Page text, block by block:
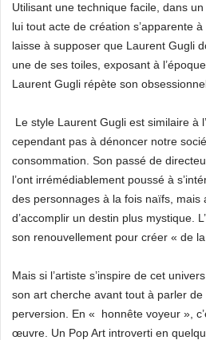
Utilisant une technique facile, dans
lui tout acte de création s’apparente
laisse à supposer que Laurent Gugli
une de ses toiles, exposant à
Laurent Gugli répète son
Le style Laurent Gugli est similaire à
cependant pas à dénoncer notre
consommation. Son passé de
l’ont irrémédiablement poussé à
des personnages à la fois naïfs, mais
d’accomplir un destin plus mystique.
son renouvellement pour créer « de
Mais si l’artiste s’inspire de cet
son art cherche avant tout à parler
perversion. En « honnête voyeur »,
œuvre. Un Pop Art introverti en